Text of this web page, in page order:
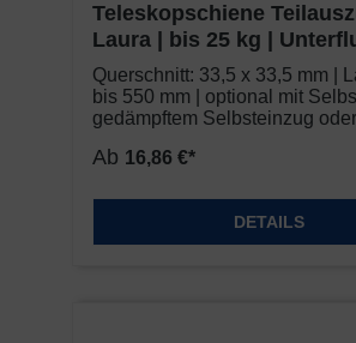
Teleskopschiene
Laura | bis 25 kg |
| Schock Metall CLASSIC
Querschnitt: 33,5 x 33,5 mm |
bis 550 mm | optional mit
gedämpftem Selbsteinzug oder
Ab 16,86 €*
DETAILS